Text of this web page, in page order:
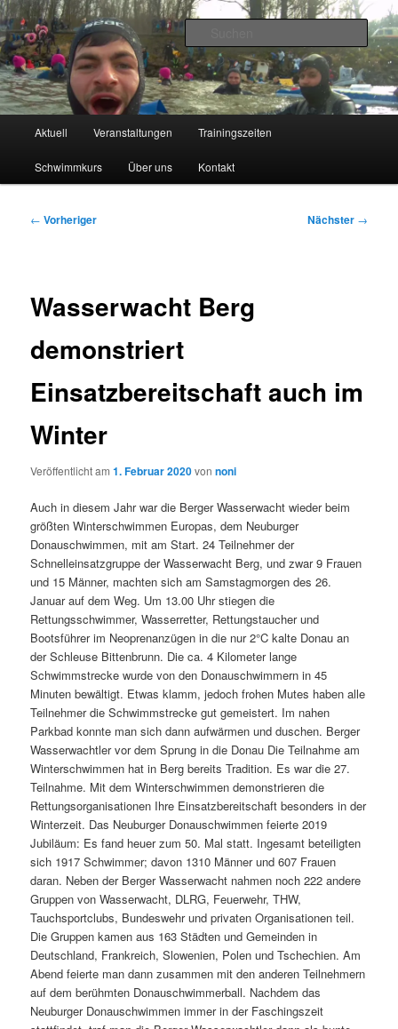
Zum
primären
Inhalt
springenWasserwacht Berg
Aktuell Veranstaltungen Trainingszeiten
Schwimmkurs Über uns Kontakt
Beitragsnavigation
← Vorheriger Nächster →
Wasserwacht Berg
demonstriert
Einsatzbereitschaft auch im
Winter
Veröffentlicht am1. Februar 2020vonnoni
Auch in diesem Jahr war die Berger Wasserwacht wieder beim
größten Winterschwimmen Europas, dem Neuburger
Donauschwimmen, mit am Start. 24 Teilnehmer der
Schnelleinsatzgruppe der Wasserwacht Berg, und zwar 9 Frauen
und 15 Männer, machten sich am Samstagmorgen des 26.
Januar auf dem Weg. Um 13.00 Uhr stiegen die
Rettungsschwimmer, Wasserretter, Rettungstaucher und
Bootsführer im Neoprenanzügen in die nur 2°C kalte Donau an
der Schleuse Bittenbrunn. Die ca. 4 Kilometer lange
Schwimmstrecke wurde von den Donauschwimmern in 45
Minuten bewältigt. Etwas klamm, jedoch frohen Mutes haben alle
Teilnehmer die Schwimmstrecke gut gemeistert. Im nahen
Parkbad konnte man sich dann aufwärmen und duschen. Berger
Wasserwachtler vor dem Sprung in die Donau Die Teilnahme am
Winterschwimmen hat in Berg bereits Tradition. Es war die 27.
Teilnahme. Mit dem Winterschwimmen demonstrieren die
Rettungsorganisationen Ihre Einsatzbereitschaft besonders in der
Winterzeit. Das Neuburger Donauschwimmen feierte 2019
Jubiläum: Es fand heuer zum 50. Mal statt. Ingesamt beteiligten
sich 1917 Schwimmer; davon 1310 Männer und 607 Frauen
daran. Neben der Berger Wasserwacht nahmen noch 222 andere
Gruppen von Wasserwacht, DLRG, Feuerwehr, THW,
Tauchsportclubs, Bundeswehr und privaten Organisationen teil.
Die Gruppen kamen aus 163 Städten und Gemeinden in
Deutschland, Frankreich, Slowenien, Polen und Tschechien. Am
Abend feierte man dann zusammen mit den anderen Teilnehmern
auf dem berühmten Donauschwimmerball. Nachdem das
Neuburger Donauschwimmen immer in der Faschingszeit